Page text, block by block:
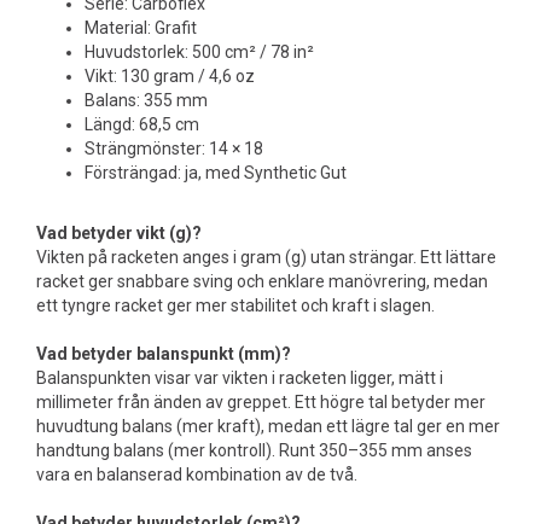
Material: Grafit
Huvudstorlek: 500 cm² / 78 in²
Vikt: 130 gram / 4,6 oz
Balans: 355 mm
Längd: 68,5 cm
Strängmönster: 14 × 18
Försträngad: ja, med Synthetic Gut
Vad betyder vikt (g)?
Vikten på racketen anges i gram (g) utan strängar. Ett lättare
racket ger snabbare sving och enklare manövrering, medan
ett tyngre racket ger mer stabilitet och kraft i slagen.
Vad betyder balanspunkt (mm)?
Balanspunkten visar var vikten i racketen ligger, mätt i
millimeter från änden av greppet. Ett högre tal betyder mer
huvudtung balans (mer kraft), medan ett lägre tal ger en mer
handtung balans (mer kontroll). Runt 350–355 mm anses
vara en balanserad kombination av de två.